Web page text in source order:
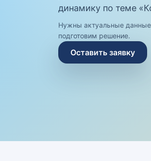
динамику по теме
Нужны актуальные
подготовим решение.
Оставить заявку